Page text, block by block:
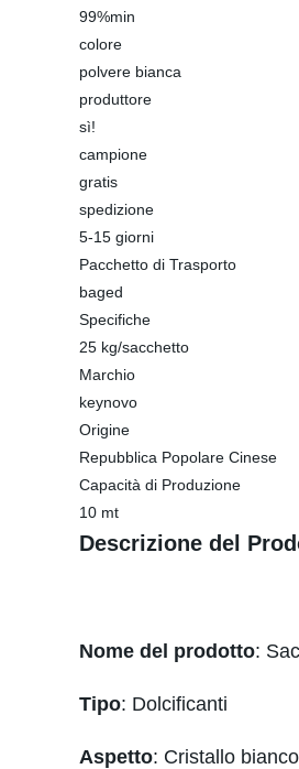
99%min
colore
polvere bianca
produttore
sì!
campione
gratis
spedizione
5-15 giorni
Pacchetto di Trasporto
baged
Specifiche
25 kg/sacchetto
Marchio
keynovo
Origine
Repubblica Popolare Cinese
Capacità di Produzione
10 mt
Descrizione del
Nome del prodotto:
Tipo: Dolcificanti
Aspetto: Cristallo